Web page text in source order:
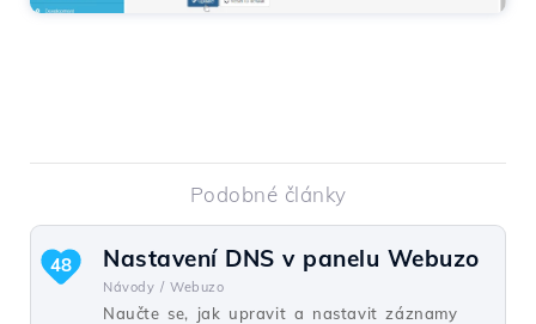
Podobné články
Nastavení DNS v panelu Webuzo
Návody / Webuzo
Naučte se, jak upravit a nastavit záznamy
48